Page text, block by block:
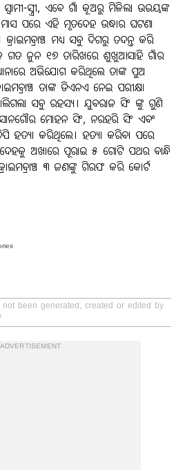
ସ୍ତ୍ରୀ, ଏବେ ଗାଁ କୂଅରୁ ମିଳିଲା ଉଭୟଙ୍କ
ପରେ ଏହି ମୃତଦେହ ଉଦ୍ଧାର ଘଟଣା
କ୍ରାଇମବ୍ରାଞ୍ଚ ମଧ୍ୟ ସବୁ ଦିଗରୁ ତଦନ୍ତ କରି
ଗତ ଜୁନ ୧୭ ତାରିଖରେ ଶୁଖୁଆସାହି ଗାଁର
ଅଭିଯୋଗ କରିଥିଲେ ତାଙ୍କ ପୁଅ
ତାଙ୍କ ଡିଏନଏ ନେଇ ପରୀକ୍ଷା
ସବୁ ରହସ୍ୟ। ଯୁବରାଜ ସିଂ ଙ୍କୁ ଗୁଣି
ମୋହନ ସିଂ, ନରହରି ସିଂ ଏବଂ
ହତ୍ୟା କରିଥିଲେ। ହତ୍ୟା କରିବା ପରେ
ଅଖାରେ ପୂରାଇ ୫ ଗୋଟି ପଥର ବାନ୍ଧି
୩ ଜଣଙ୍କୁ ଗିରଫ କରି କୋର୍ଟ
been generated, created or edited by
ADVERTISEMENT